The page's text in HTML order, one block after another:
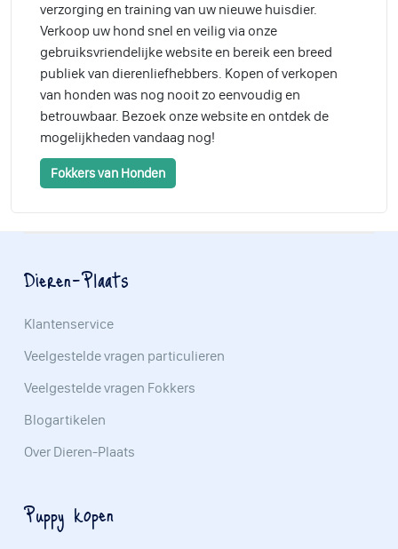
verzorging en training van uw nieuwe huisdier.
Verkoop uw hond snel en veilig via onze
gebruiksvriendelijke website en bereik een breed
publiek van dierenliefhebbers. Kopen of verkopen
van honden was nog nooit zo eenvoudig en
betrouwbaar. Bezoek onze website en ontdek de
mogelijkheden vandaag nog!
Fokkers van Honden
Dieren-Plaats
Klantenservice
Veelgestelde vragen particulieren
Veelgestelde vragen Fokkers
Blogartikelen
Over Dieren-Plaats
Puppy kopen